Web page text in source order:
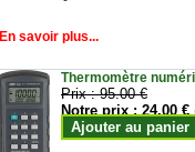
En savoir plus...
Thermomètre
Prix :95.00 €
Notre prix :24.00 €
Ajouter au panier